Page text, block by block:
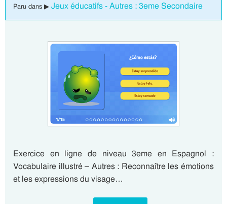
Paru dans ▶ Jeux éducatifs - Autres : 3eme Secondaire
Exercice en ligne de niveau 3eme en Espagnol :
Vocabulaire illustré – Autres : Reconnaître les émotions
et les expressions du visage…